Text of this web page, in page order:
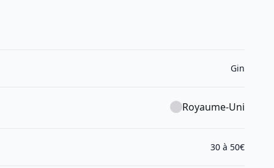
Gin
Royaume-Uni
30 à 50€